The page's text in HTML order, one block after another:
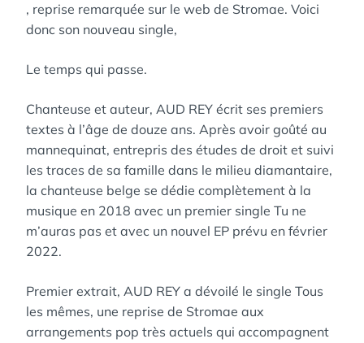
, reprise remarquée sur le web de Stromae. Voici
donc son nouveau single,
Le temps qui passe.
Chanteuse et auteur, AUD REY écrit ses premiers
textes à l’âge de douze ans. Après avoir goûté au
mannequinat, entrepris des études de droit et suivi
les traces de sa famille dans le milieu diamantaire,
la chanteuse belge se dédie complètement à la
musique en 2018 avec un premier single Tu ne
m’auras pas et avec un nouvel EP prévu en février
2022.
Premier extrait, AUD REY a dévoilé le single Tous
les mêmes, une reprise de Stromae aux
arrangements pop très actuels qui accompagnent